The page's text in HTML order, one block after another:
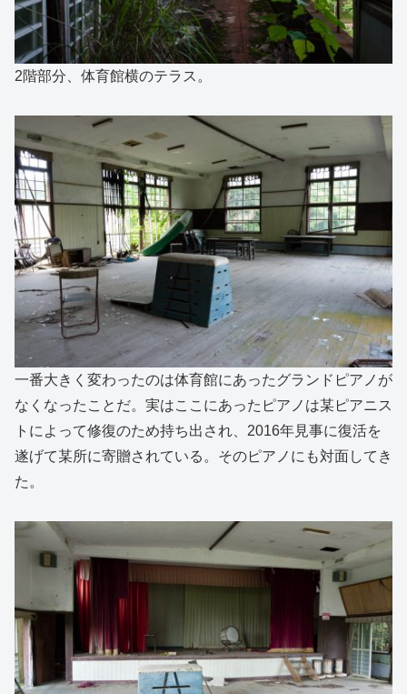
2階部分、体育館横のテラス。
一番大きく変わったのは体育館にあったグランドピアノが
なくなったことだ。実はここにあったピアノは某ピアニス
トによって修復のため持ち出され、2016年見事に復活を
遂げて某所に寄贈されている。そのピアノにも対面してき
た。